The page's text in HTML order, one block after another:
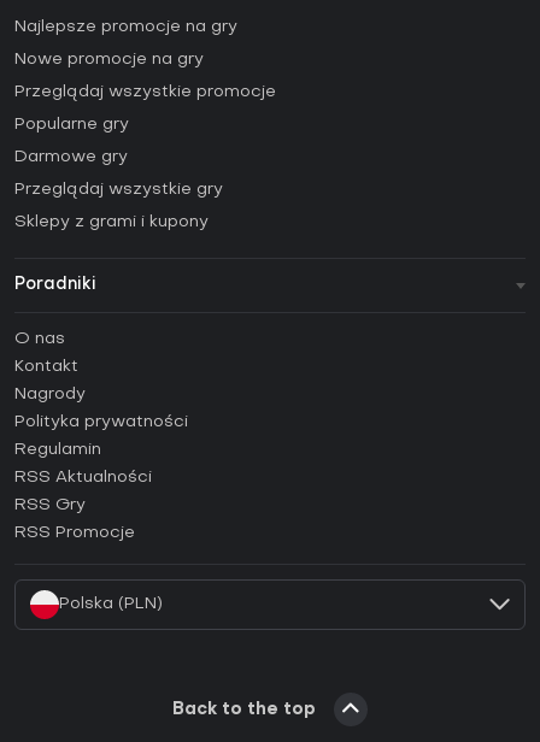
Najlepsze promocje na gry
Nowe promocje na gry
Przeglądaj wszystkie promocje
Popularne gry
Darmowe gry
Przeglądaj wszystkie gry
Sklepy z grami i kupony
Poradniki
Poradniki
Jak aktywować klucz Steam (CD Key)?
Jak aktywować klucz Epic Games (CD Key)?
Jak aktywować klucz GOG (CD Key)?
Jak aktywować klucz Ubisoft Connect (CD Key)?
O nas
Kontakt
Nagrody
Polityka prywatności
Regulamin
RSS Aktualności
RSS Gry
RSS Promocje
Polska (PLN)
Back to the top